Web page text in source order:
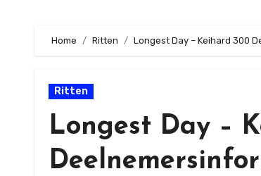
Home Ritten Longest Day – Keihard 300
Ritten
Longest Day –